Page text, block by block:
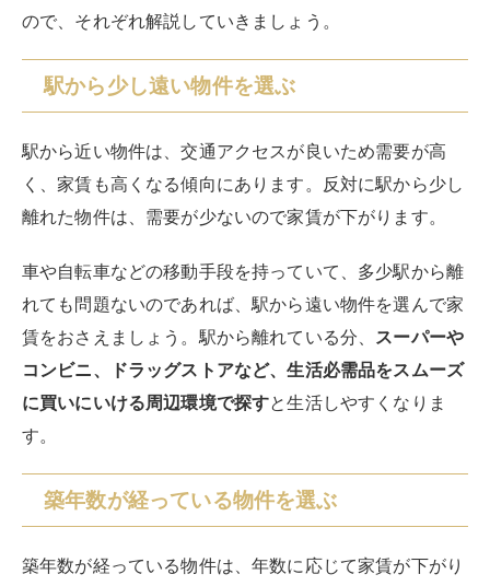
ので、それぞれ解説していきましょう。
駅から少し遠い物件を選ぶ
駅から近い物件は、交通アクセスが良いため需要が高
く、家賃も高くなる傾向にあります。反対に駅から少し
離れた物件は、需要が少ないので家賃が下がります。
車や自転車などの移動手段を持っていて、多少駅から離
れても問題ないのであれば、駅から遠い物件を選んで家
賃をおさえましょう。駅から離れている分、 スーパーや
コンビニ、ドラッグストアなど、生活必需品をスムーズ
に買いにいける周辺環境で探すと生活しやすくなりま
す。
築年数が経っている物件を選ぶ
築年数が経っている物件は、年数に応じて家賃が下がり